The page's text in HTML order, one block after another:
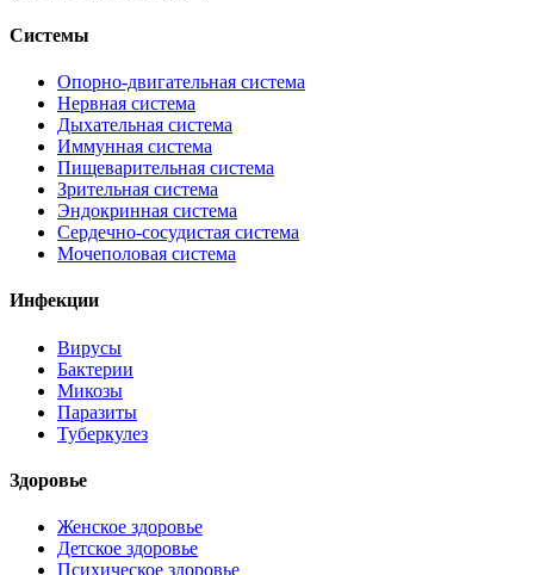
Системы
Опорно-двигательная система
Нервная система
Дыхательная система
Иммунная система
Пищеварительная система
Зрительная система
Эндокринная система
Сердечно-сосудистая система
Мочеполовая система
Инфекции
Вирусы
Бактерии
Микозы
Паразиты
Туберкулез
Здоровье
Женское здоровье
Детское здоровье
Психическое здоровье